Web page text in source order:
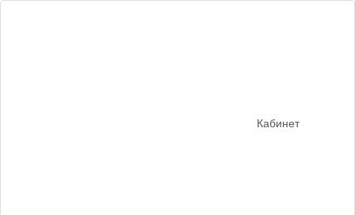
Кабинет